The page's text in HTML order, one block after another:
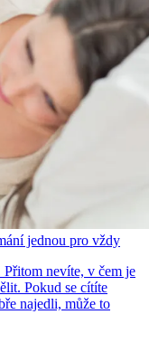
jednou pro vždy
Přitom nevíte, v čem je
Pokud se cítíte
najedli, může to